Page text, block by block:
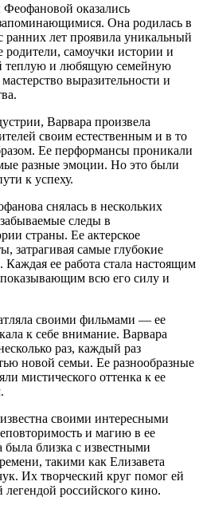
оказались
Она родилась в
лет проявила уникальный
родители, самоучки истории и
теплую и любящую семейную
выразительности и
Варвара произвела
своим естественным и в то
Ее перформансы проникали
разные эмоции. Но это были
к успеху.
снялась в нескольких
следы в
страны. Ее актерское
затрагивая самые глубокие
Каждая ее работа стала настоящим
показывающим всю его силу и
своими фильмами — ее
к себе внимание. Варвара
раз, каждый раз
новой семьи. Ее разнообразные
мистического оттенка к ее
своими интересными
и магию в ее
близка с известными
такими как Елизавета
Их творческий круг помог ей
легендой российского кино.